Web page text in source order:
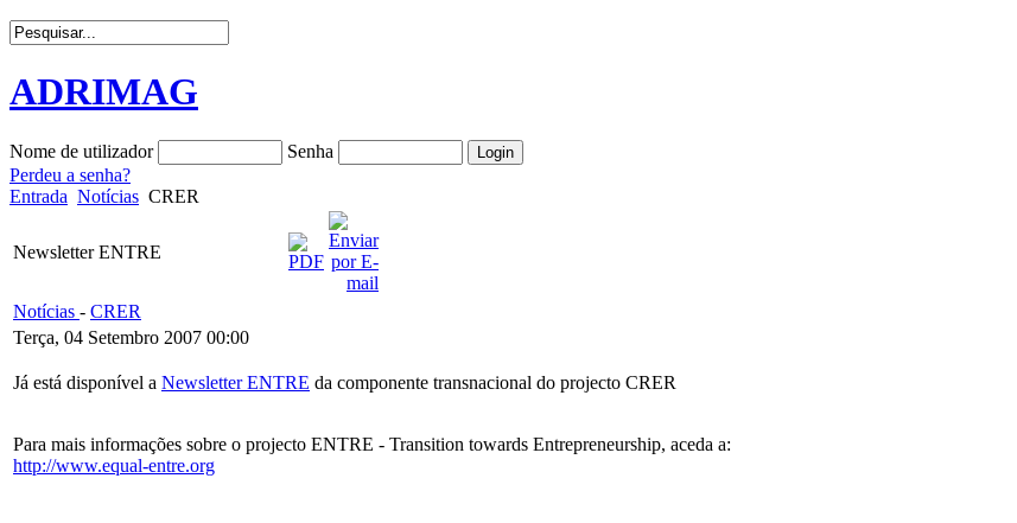
ADRIMAG
Nome de utilizador
Senha
Perdeu a senha?
Entrada Notícias CRER
Newsletter ENTRE
Notícias - CRER
Terça, 04 Setembro 2007 00:00
Já está disponível a Newsletter ENTRE da componente transnacional do projecto CRER
Para mais informações sobre o projecto ENTRE - Transition towards Entrepreneurship, aceda a:
http://www.equal-entre.org